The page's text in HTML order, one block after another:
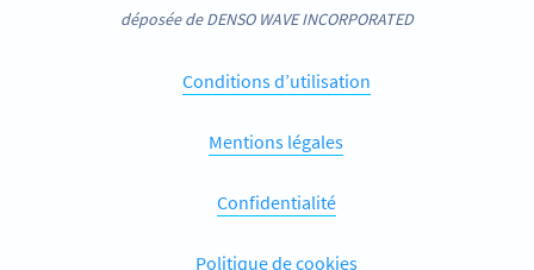
déposée de DENSO WAVE INCORPORATED
Conditions d’utilisation
Mentions légales
Confidentialité
Politique de cookies